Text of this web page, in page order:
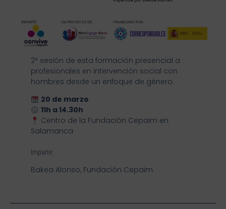
2ª sesión de esta formación presencial a
profesionales en intervención social con
hombres desde un enfoque de género.
20 de marzo
11h a 14.30h
Centro de la Fundación Cepaim en
Salamanca
Imparte:
Bakea Alonso, Fundación Cepaim
Ant